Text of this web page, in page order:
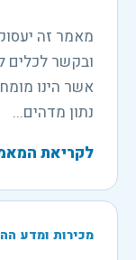
מאמר זה
ובקשר לכלים
אשר הינו
נתון מדהים...
לקריאת
מכירות ומדע